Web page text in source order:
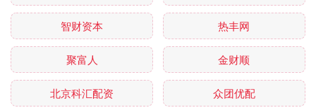
智财资本 热丰网
聚富人 金财顺
北京科汇配资 众团优配